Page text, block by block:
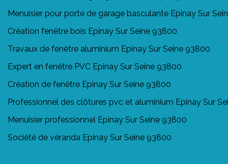
Menuisier pour porte de garage basculante Epinay Sur
Création fenêtre bois Epinay Sur Seine 93800
Travaux de fenêtre aluminium Epinay Sur Seine 93800
Expert en fenêtre PVC Epinay Sur Seine 93800
Création de fenêtre Epinay Sur Seine 93800
Professionnel des clôtures pvc et aluminium Epinay Sur
Menuisier professionnel Epinay Sur Seine 93800
Société de véranda Epinay Sur Seine 93800